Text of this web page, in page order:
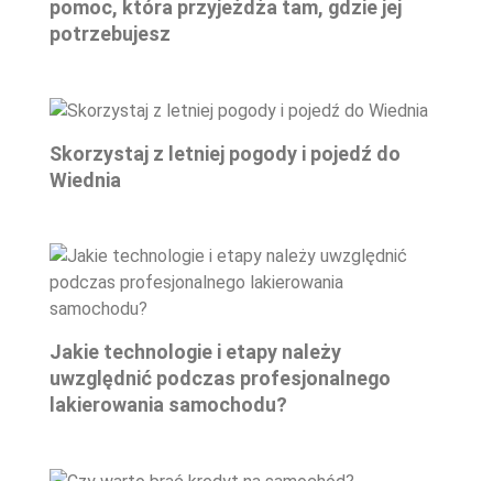
pomoc, która przyjeżdża tam, gdzie jej
potrzebujesz
Skorzystaj z letniej pogody i pojedź do
Wiednia
Jakie technologie i etapy należy
uwzględnić podczas profesjonalnego
lakierowania samochodu?